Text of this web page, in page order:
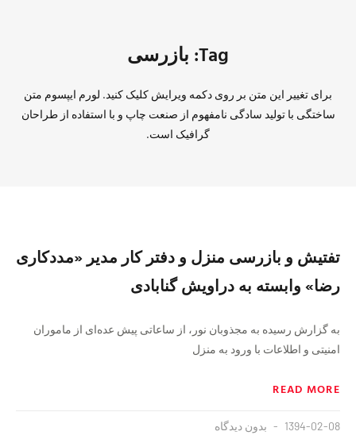
Tag: بازرسی
برای تغییر این متن بر روی دکمه ویرایش کلیک کنید. لورم ایپسوم متن
ساختگی با تولید سادگی نامفهوم از صنعت چاپ و با استفاده از طراحان
گرافیک است.
تفتیش و بازرسی منزل و دفتر کار مدیر «مددکاری
رضا» وابسته به دراویش گنابادی
به گزارش رسیده به مجذوبان نور، از ساعاتی پیش عده‌ای از ماموران
امنیتی و اطلاعات با ورود به منزل
READ MORE
1394-02-08 بدون دیدگاه